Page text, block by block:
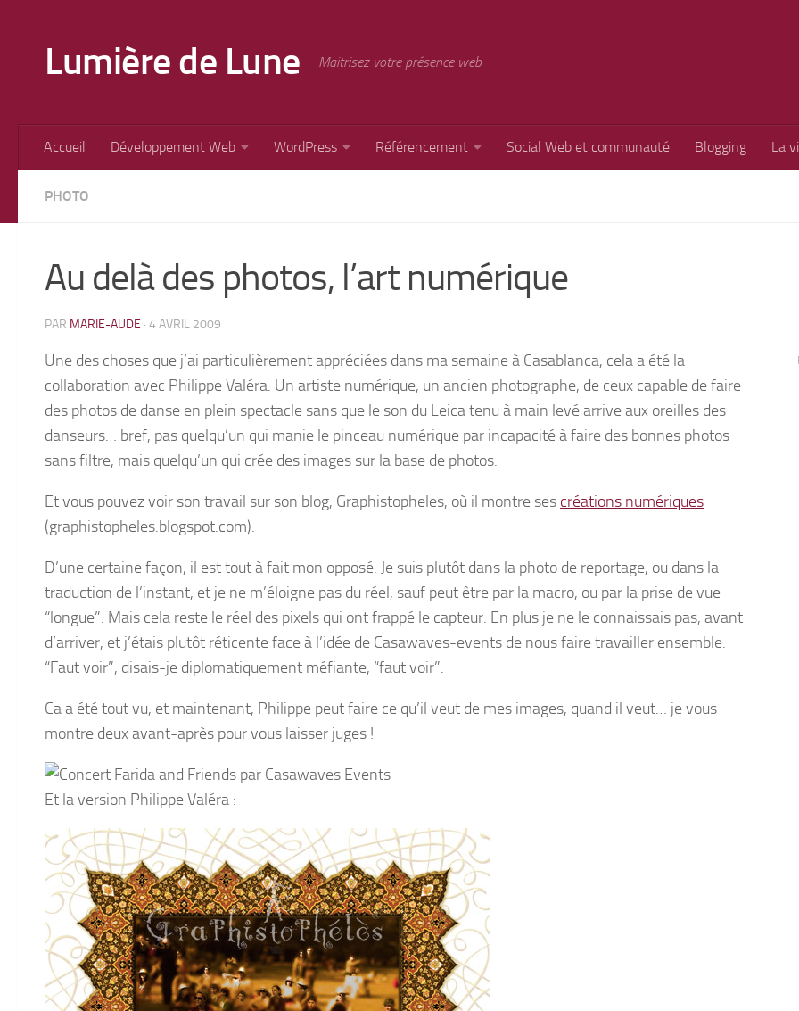
Lumière de Lune Maitrisez votre présence web
Accueil Développement Web WordPress Référencement Social Web et communauté Blogging La
PHOTO
Au delà des photos, l’art numérique
PAR MARIE-AUDE · 4 AVRIL 2009
Une des choses que j’ai particulièrement appréciées dans ma semaine à Casablanca, cela a été la
collaboration avec Philippe Valéra. Un artiste numérique, un ancien photographe, de ceux capable de faire
des photos de danse en plein spectacle sans que le son du Leica tenu à main levé arrive aux oreilles des
danseurs… bref, pas quelqu’un qui manie le pinceau numérique par incapacité à faire des bonnes photos
sans filtre, mais quelqu’un qui crée des images sur la base de photos.
Et vous pouvez voir son travail sur son blog, Graphistopheles, où il montre ses créations numériques
(graphistopheles.blogspot.com).
D’une certaine façon, il est tout à fait mon opposé. Je suis plutôt dans la photo de reportage, ou dans la
traduction de l’instant, et je ne m’éloigne pas du réel, sauf peut être par la macro, ou par la prise de vue
“longue”. Mais cela reste le réel des pixels qui ont frappé le capteur. En plus je ne le connaissais pas, avant
d’arriver, et j’étais plutôt réticente face à l’idée de Casawaves-events de nous faire travailler ensemble.
“Faut voir”, disais-je diplomatiquement méfiante, “faut voir”.
Ca a été tout vu, et maintenant, Philippe peut faire ce qu’il veut de mes images, quand il veut… je vous
montre deux avant-après pour vous laisser juges !
Et la version Philippe Valéra :